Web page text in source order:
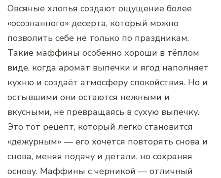
Овсяные хлопья создают ощущение более
«осознанного» десерта, который можно
позволить себе не только по праздникам.
Такие маффины особенно хороши в тёплом
виде, когда аромат выпечки и ягод наполняет
кухню и создаёт атмосферу спокойствия. Но и
остывшими они остаются нежными и
вкусными, не превращаясь в сухую выпечку.
Это тот рецепт, который легко становится
«дежурным» — его хочется повторять снова и
снова, меняя подачу и детали, но сохраняя
основу. Маффины с черникой — отличный